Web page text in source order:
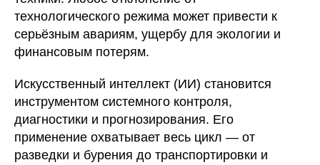
технологического режима может привести к
серьёзным авариям, ущербу для экологии и
финансовым потерям.
Искусственный интеллект (ИИ) становится
инструментом системного контроля,
диагностики и прогнозирования. Его
применение охватывает весь цикл — от
разведки и бурения до транспортировки и